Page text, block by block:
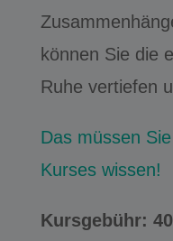
können Sie die
Ruhe vertiefen
Das müssen
Kurses wissen!
Kursgebühr: